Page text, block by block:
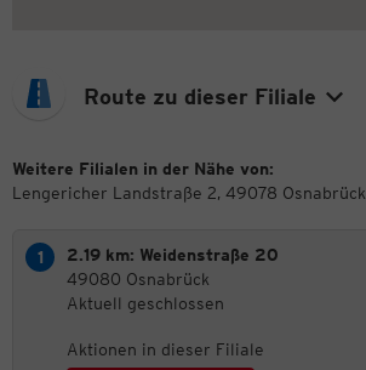
Route zu dieser Filiale
Weitere Filialen in der Nähe von:
Lengericher Landstraße 2, 49078 Osnabrück
2.19 km: Weidenstraße 20
49080 Osnabrück
Aktuell geschlossen
Aktionen in dieser Filiale